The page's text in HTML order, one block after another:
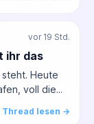
vor 19 Std.
ihr das
Heute
voll die...
Thread lesen →